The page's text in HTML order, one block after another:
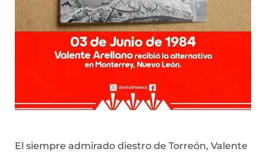
El siempre admirado diestro de Torreón, Valente